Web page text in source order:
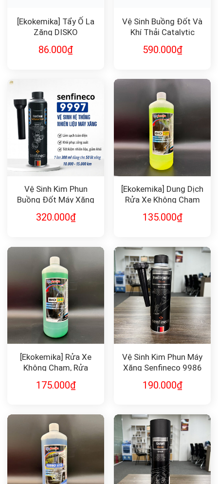
[Ekokemika] Tẩy Ố La
Zăng DISKO
86.000₫
Vệ Sinh Buồng Đốt Và
Khí Thải Catalytic
590.000₫
Vệ Sinh Kim Phun
Buồng Đốt Máy Xăng
320.000₫
[Ekokemika] Dung Dịch
Rửa Xe Không Chạm
135.000₫
[Ekokemika] Rửa Xe
Không Chạm, Rửa
1L
175.000₫
Vệ Sinh Kim Phun Máy
Xăng Senfineco 9986
190.000₫